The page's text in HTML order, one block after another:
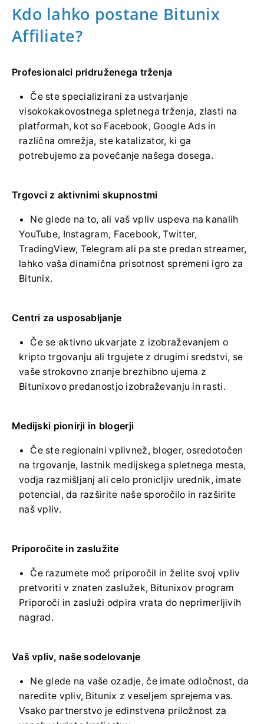
Kdo lahko postane Bitunix
Affiliate?
Profesionalci pridruženega trženja
Če ste specializirani za ustvarjanje
visokokakovostnega spletnega trženja, zlasti na
platformah, kot so Facebook, Google Ads in
različna omrežja, ste katalizator, ki ga
potrebujemo za povečanje našega dosega.
Trgovci z aktivnimi skupnostmi
Ne glede na to, ali vaš vpliv uspeva na kanalih
YouTube, Instagram, Facebook, Twitter,
TradingView, Telegram ali pa ste predan streamer,
lahko vaša dinamična prisotnost spremeni igro za
Bitunix.
Centri za usposabljanje
Če se aktivno ukvarjate z izobraževanjem o
kripto trgovanju ali trgujete z drugimi sredstvi, se
vaše strokovno znanje brezhibno ujema z
Bitunixovo predanostjo izobraževanju in rasti.
Medijski pionirji in blogerji
Če ste regionalni vplivnež, bloger, osredotočen
na trgovanje, lastnik medijskega spletnega mesta,
vodja razmišljanj ali celo pronicljiv urednik, imate
potencial, da razširite naše sporočilo in razširite
naš vpliv.
Priporočite in zaslužite
Če razumete moč priporočil in želite svoj vpliv
pretvoriti v znaten zaslužek, Bitunixov program
Priporoči in zasluži odpira vrata do neprimerljivih
nagrad.
Vaš vpliv, naše sodelovanje
Ne glede na vaše ozadje, če imate odločnost, da
naredite vpliv, Bitunix z veseljem sprejema vas.
Vsako partnerstvo je edinstvena priložnost za